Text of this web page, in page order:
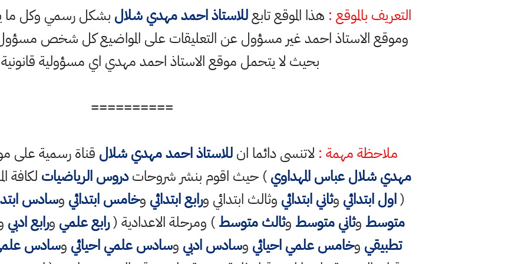
التعريف بالموقع : هذا الموقع تابعللاستاذ احمد مهدي شلال بشكل رسمي وكل ما
وموقع الاستاذ احمد غير مسؤول عن التعليقات على المواضيع كل شخص مسؤول
بحيث لا يتحمل موقع الاستاذ احمد مهدي اي مسؤولية
==========
ملاحظة مهمة : لاتنسى دائما انللاستاذ احمد مهدي شلال قناة رسمية على
مهدي شلال عباس المهداوي) حيث اقوم بنشر شروحاتدروس الرياضيات لكافة
(اول ابتدائي وثاني ابتدائي وثالث ابتدائي ورابع ابتدائي وخامس ابتدائي وسادس
متوسط وثاني متوسط وثالث متوسط) ومرحلة الاعدادية (رابع علمي ورابع ادبي
تطبيقي وخامس علمي احيائي وسادس ادبي وسادس علمي احيائي وسادس